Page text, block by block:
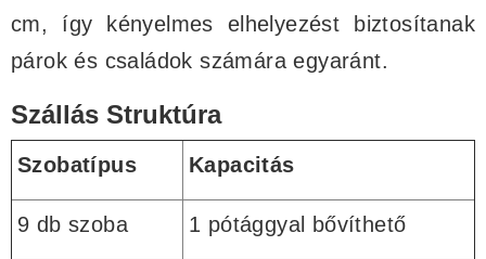
cm, így kényelmes elhelyezést biztosítanak
párok és családok számára egyaránt.
Szállás Struktúra
Szobatípus Kapacitás
9 db szoba 1 pótággyal bővíthető